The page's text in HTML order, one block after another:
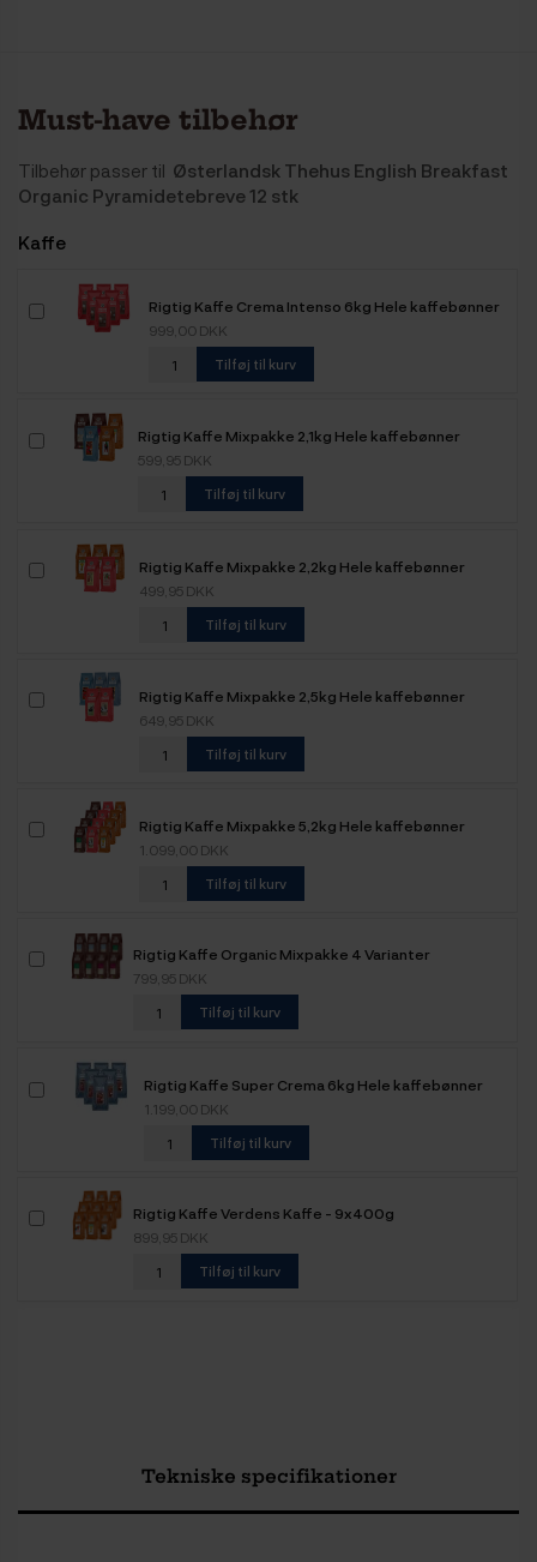
Must-have tilbehør
Tilbehør passer til Østerlandsk Thehus English Breakfast
Organic Pyramidetebreve 12 stk
Kaffe
Rigtig Kaffe Crema Intenso 6kg Hele kaffebønner
999,00 DKK
Tilføj til kurv
Rigtig Kaffe Mixpakke 2,1kg Hele kaffebønner
599,95 DKK
Tilføj til kurv
Rigtig Kaffe Mixpakke 2,2kg Hele kaffebønner
499,95 DKK
Tilføj til kurv
Rigtig Kaffe Mixpakke 2,5kg Hele kaffebønner
649,95 DKK
Tilføj til kurv
Rigtig Kaffe Mixpakke 5,2kg Hele kaffebønner
1.099,00 DKK
Tilføj til kurv
Rigtig Kaffe Organic Mixpakke 4 Varianter
799,95 DKK
Tilføj til kurv
Rigtig Kaffe Super Crema 6kg Hele kaffebønner
1.199,00 DKK
Tilføj til kurv
Rigtig Kaffe Verdens Kaffe - 9x400g
899,95 DKK
Tilføj til kurv
Tekniske specifikationer